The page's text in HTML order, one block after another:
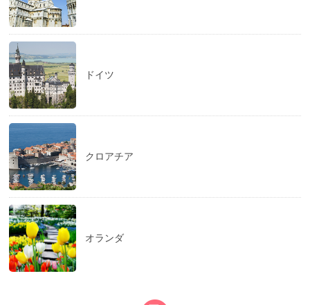
ドイツ
クロアチア
オランダ